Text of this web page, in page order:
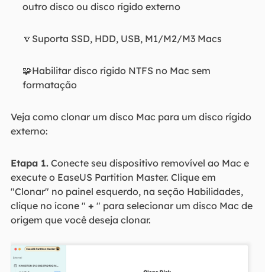
outro disco ou disco rígido externo
🔽Suporta SSD, HDD, USB, M1/M2/M3 Macs
🧩Habilitar disco rígido NTFS no Mac sem
formatação
Veja como clonar um disco Mac para um disco rígido
externo:
Etapa 1.Conecte seu dispositivo removível ao Mac e
execute o EaseUS Partition Master. Clique em
"Clonar" no painel esquerdo, na seção Habilidades,
clique no ícone " + " para selecionar um disco Mac de
origem que você deseja clonar.